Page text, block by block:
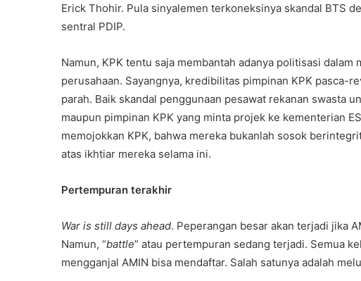
Erick Thohir. Pula sinyalemen terkoneksinya skandal BTS
sentral PDIP.
Namun, KPK tentu saja membantah adanya politisasi
perusahaan. Sayangnya, kredibilitas pimpinan KPK pasca-
parah. Baik skandal penggunaan pesawat rekanan swasta
maupun pimpinan KPK yang minta projek ke kementerian
memojokkan KPK, bahwa mereka bukanlah sosok
atas ikhtiar mereka selama ini.
Pertempuran terakhir
War is still days ahead. Peperangan besar akan terjadi jika
Namun, “battle” atau pertempuran sedang terjadi. Semua
mengganjal AMIN bisa mendaftar. Salah satunya adalah